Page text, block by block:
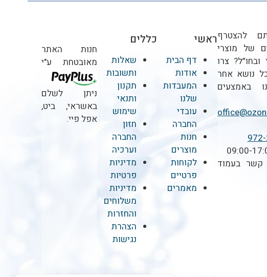
להצטרף
של מוצרי
צרו
נושא אחר
באמצעים
קשר בעמוד
ראשי
דף הבית
אודות
המעבדות
שלנו
עובדי
החברה
חנות
מוצרים
לקוחות
פרטיים
מאמרים
כללים
שאלות
ותשובות
תקנון
ותנאי
שימוש
חזון
החברה
וערכיה
מדיניות
פרטיות
מדיניות
משלוחים
והחזרות
הצהרת
נגישות
חנות האתר
מאובטחת ע"י
ניתן לשלם
באשראי, ביט,
אפל פיי.